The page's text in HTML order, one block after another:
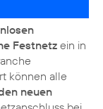
Festnetz ein in
können alle
neuen